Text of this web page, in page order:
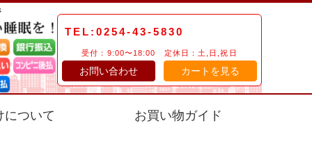
TEL:0254-43-5830
受付：9:00〜18:00 定休日：土,日,祝日
お問い合わせ カートを見る
について お買い物ガイド